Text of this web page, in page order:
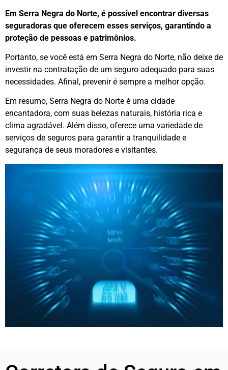
Em Serra Negra do Norte, é possível encontrar diversas
seguradoras que oferecem esses serviços, garantindo a
proteção de pessoas e patrimônios.
Portanto, se você está em Serra Negra do Norte, não deixe de
investir na contratação de um seguro adequado para suas
necessidades. Afinal, prevenir é sempre a melhor opção.
Em resumo, Serra Negra do Norte é uma cidade
encantadora, com suas belezas naturais, história rica e
clima agradável. Além disso, oferece uma variedade de
serviços de seguros para garantir a tranquilidade e
segurança de seus moradores e visitantes.